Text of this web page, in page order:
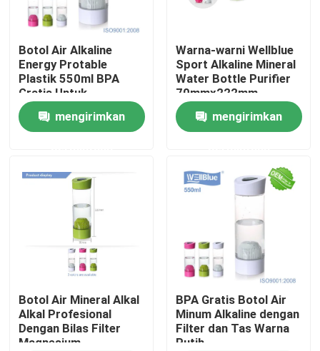
Tur Pabrik
Botol Air Alkaline
Energy Protable
Plastik 550ml BPA
Gratis Untuk
Perawatan Kesehatan
mengirimkan
Warna-warni Wellblue
Sport Alkaline Mineral
Water Bottle Purifier
70mmx222mm
mengirimkan
Botol Air Mineral Alkal
Alkal Profesional
Dengan Bilas Filter
Magnesium
BPA Gratis Botol Air
Minum Alkaline dengan
Filter dan Tas Warna
Putih